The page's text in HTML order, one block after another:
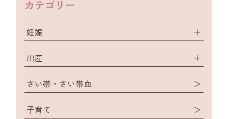
カテゴリー
妊娠 ＋
出産 ＋
さい帯・さい帯血 ＞
子育て ＞